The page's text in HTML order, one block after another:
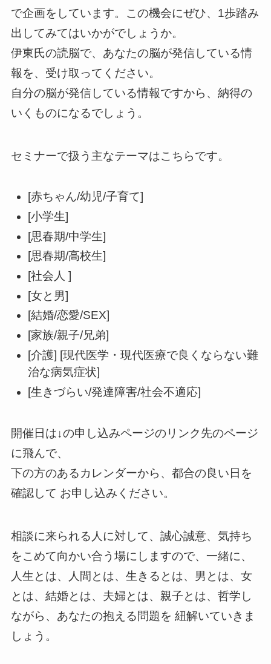
で企画をしています。この機会にぜひ、1歩踏み
出してみてはいかがでしょうか。
伊東氏の読脳で、あなたの脳が発信している情
報を、受け取ってください。
自分の脳が発信している情報ですから、納得の
いくものになるでしょう。
セミナーで扱う主なテーマはこちらです。
[赤ちゃん/幼児/子育て]
[小学生]
[思春期/中学生]
[思春期/高校生]
[社会人 ]
[女と男]
[結婚/恋愛/SEX]
[家族/親子/兄弟]
[介護] [現代医学・現代医療で良くならない難
治な病気症状]
[生きづらい/発達障害/社会不適応]
開催日は↓の申し込みページのリンク先のページ
に飛んで、
下の方のあるカレンダーから、都合の良い日を
確認して お申し込みください。
相談に来られる人に対して、誠心誠意、気持ち
をこめて向かい合う場にしますので、一緒に、
人生とは、人間とは、生きるとは、男とは、女
とは、結婚とは、夫婦とは、親子とは、哲学し
ながら、あなたの抱える問題を 紐解いていきま
しょう。